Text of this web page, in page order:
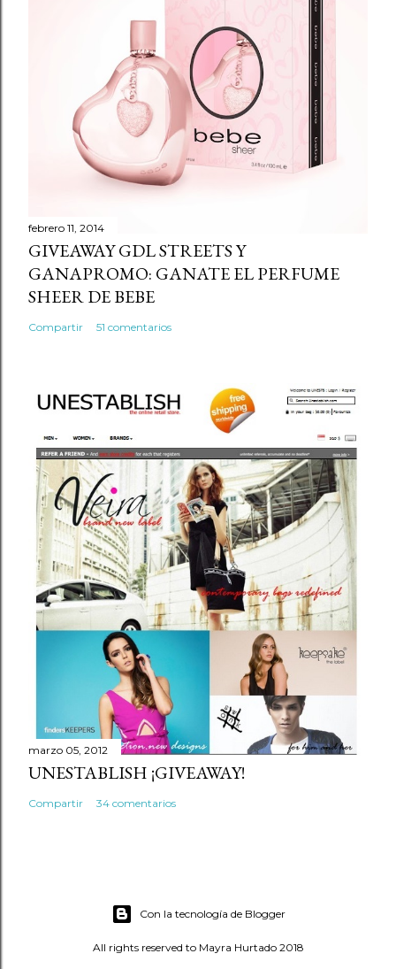
febrero 11, 2014
GIVEAWAY GDL STREETS Y
GANAPROMO: GANATE EL PERFUME
SHEER DE BEBE
Compartir 51 comentarios
marzo 05, 2012
UNESTABLISH ¡GIVEAWAY!
Compartir 34 comentarios
Con la tecnología de Blogger
All rights reserved to Mayra Hurtado 2018